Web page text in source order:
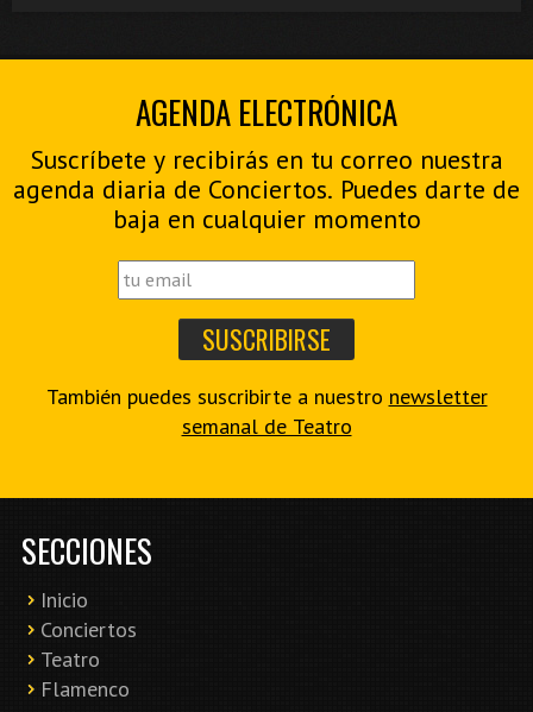
AGENDA ELECTRÓNICA
Suscríbete y recibirás en tu correo nuestra
agenda diaria de Conciertos. Puedes darte de
baja en cualquier momento
También puedes suscribirte a nuestro newsletter
semanal de Teatro
SECCIONES
Inicio
Conciertos
Teatro
Flamenco